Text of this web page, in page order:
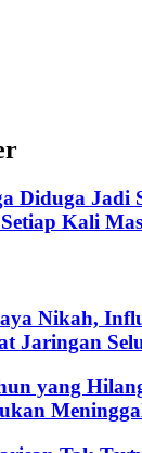
Diduga Jadi
Kali
Nikah,
Jaringan
yang